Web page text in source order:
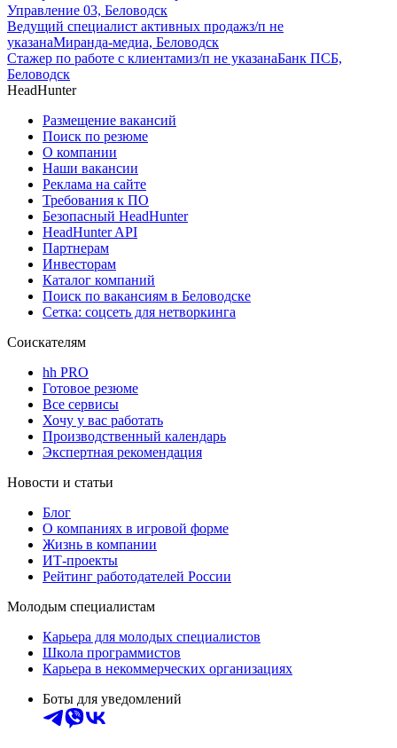
Управление 03, Беловодск
Ведущий специалист активных продажз/п не
указанаМиранда-медиа, Беловодск
Стажер по работе с клиентамиз/п не указанаБанк ПСБ,
Беловодск
HeadHunter
Размещение вакансий
Поиск по резюме
О компании
Наши вакансии
Реклама на сайте
Требования к ПО
Безопасный HeadHunter
HeadHunter API
Партнерам
Инвесторам
Каталог компаний
Поиск по вакансиям в Беловодске
Сетка: соцсеть для нетворкинга
Соискателям
hh PRO
Готовое резюме
Все сервисы
Хочу у вас работать
Производственный календарь
Экспертная рекомендация
Новости и статьи
Блог
О компаниях в игровой форме
Жизнь в компании
ИТ-проекты
Рейтинг работодателей России
Молодым специалистам
Карьера для молодых специалистов
Школа программистов
Карьера в некоммерческих организациях
Боты для уведомлений